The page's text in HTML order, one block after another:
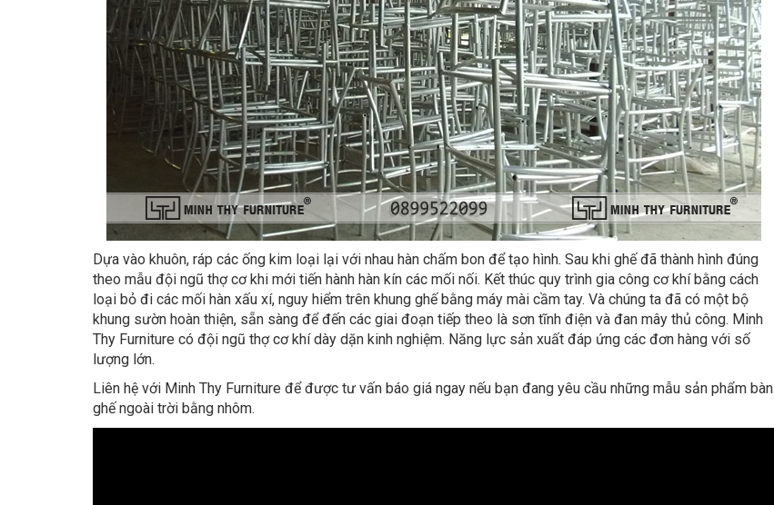
Dựa vào khuôn, ráp các ống kim loại lại với nhau hàn chấm bon để tạo hình. Sau khi ghế đã thành hình đúng
theo mẫu đội ngũ thợ cơ khi mới tiến hành hàn kín các mối nối. Kết thúc quy trình gia công cơ khí bằng cách
loại bỏ đi các mối hàn xấu xí, nguy hiểm trên khung ghế bằng máy mài cầm tay. Và chúng ta đã có một bộ
khung sườn hoàn thiện, sẵn sàng để đến các giai đoạn tiếp theo là sơn tĩnh điện và đan mây thủ công. Minh
Thy Furniture có đội ngũ thợ cơ khí dày dặn kinh nghiệm. Năng lực sản xuất đáp ứng các đơn hàng với số
lượng lớn.
Liên hệ với Minh Thy Furniture để được tư vấn báo giá ngay nếu bạn đang yêu cầu những mẫu sản phẩm bàn
ghế ngoài trời bằng nhôm.